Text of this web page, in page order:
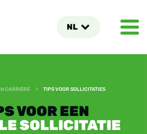
NL
CARRIÈRE > TIPS VOOR SOLLICITATIES
VOOR EEN
SOLLICITATIE